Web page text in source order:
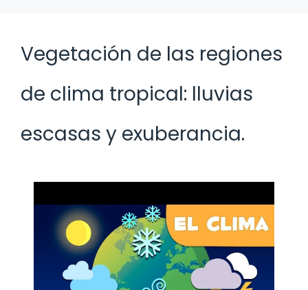
Vegetación de las regiones
de clima tropical: lluvias
escasas y exuberancia.